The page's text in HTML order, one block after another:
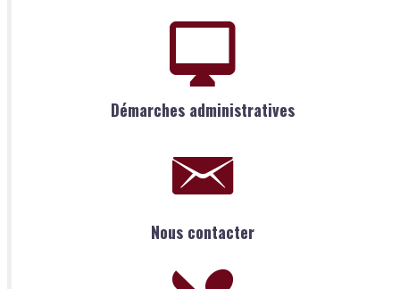
Démarches administratives
Nous contacter